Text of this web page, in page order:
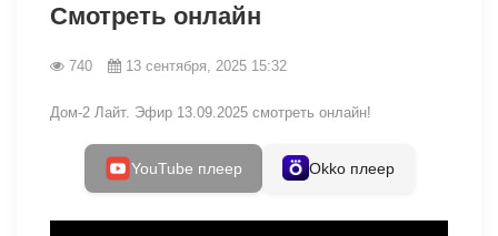
Смотреть онлайн
740 13 сентября, 2025 15:32
Дом-2 Лайт. Эфир 13.09.2025 смотреть онлайн!
YouTube плеер Okko плеер